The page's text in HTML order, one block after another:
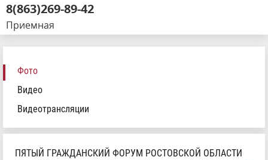
8(863)269-89-42
Приемная
Фото
Видео
Видеотрансляции
ПЯТЫЙ ГРАЖДАНСКИЙ ФОРУМ РОСТОВСКОЙ ОБЛАСТИ